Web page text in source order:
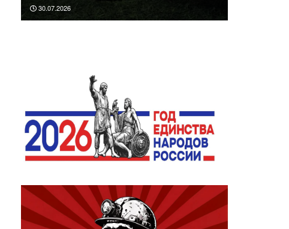
30.07.2026